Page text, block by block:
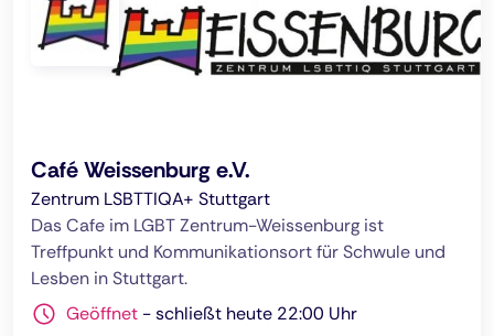
Café Weissenburg e.V.
Zentrum LSBTTIQA+ Stuttgart
Das Cafe im LGBT Zentrum-Weissenburg ist
Treffpunkt und Kommunikationsort für Schwule und
Lesben in Stuttgart.
Geöffnet -schließt heute 22:00 Uhr